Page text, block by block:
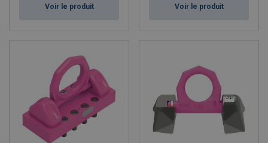
Voir le produit Voir le produit